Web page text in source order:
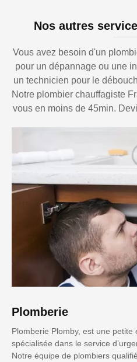
Nos autres
Vous avez besoin d'un
pour un dépannage ou une
un technicien pour le
Notre plombier chauffagiste
vous en moins de 45min.
Plomberie
Plomberie Plomby, est une
spécialisée dans le service
Notre équipe de plombiers